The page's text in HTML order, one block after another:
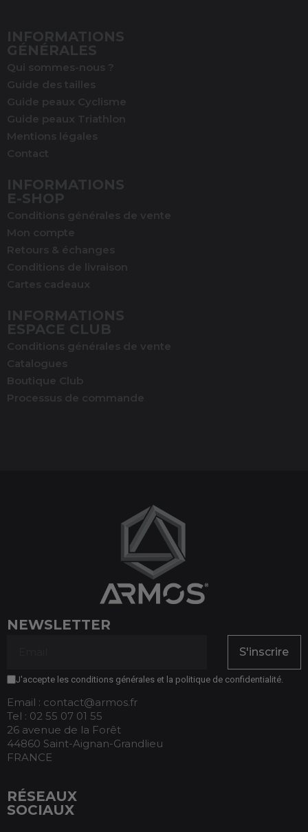
(1 avis)
INFORMATIONS
GÉNÉRALES
Qui sommes-nous ?
Guide des tailles
Guide peaux Cyclisme
Guide peaux Triathlon
Mentions légales
Contact
INFORMATIONS
E-SHOP
Conditions générales de vente
Mon compte
Retours & échanges
Conditions de livraison
Cartes cadeaux
INFORMATIONS
ESPACE CLUB
Conditions générales de vente
Catalogues
Boutique Club
Processus de commande
NEWSLETTER
S'inscrire
J'accepte les conditions générales et la politique de confidentialité.
Email : contact@armos.fr
Tel : 02 55 07 01 55
26 avenue de la Forêt
44860 Saint-Aignan-Grandlieu
FRANCE
RÉSEAUX
SOCIAUX